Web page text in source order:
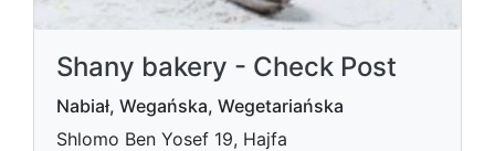
Shany bakery - Check Post
Nabiał, Wegańska, Wegetariańska
Shlomo Ben Yosef 19, Hajfa